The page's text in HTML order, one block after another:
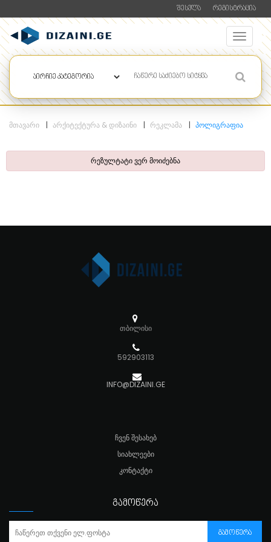
ᲨᲔᲡᲕᲚᲐ ᲠᲔᲒᲘᲡᲢᲠᲐᲪᲘᲐ
ᲛᲗᲐᲕᲐᲠᲘ ᲐᲠᲥᲘᲢᲔᲥᲢᲣᲠᲐ & ᲓᲘᲖᲐᲘᲜᲘ ᲠᲔᲙᲚᲐᲛᲐ ᲞᲝᲚᲘᲒᲠᲐᲤᲘᲐ
რეზულტატი ვერ მოიძებნა
თბილისი
592903113
INFO@DIZAINI.GE
ᲩᲕᲔᲜ ᲨᲔᲡᲐᲮᲔᲑ
ᲡᲘᲐᲮᲚᲔᲔᲑᲘ
ᲙᲝᲜᲢᲐᲥᲢᲘ
ᲒᲐᲛᲝᲬᲔᲠᲐ
ᲒᲐᲛᲝᲬᲔᲠᲐ